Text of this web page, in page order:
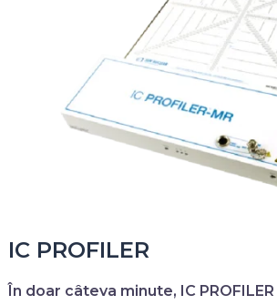
IC PROFILER
În doar câteva minute, IC PROFILER